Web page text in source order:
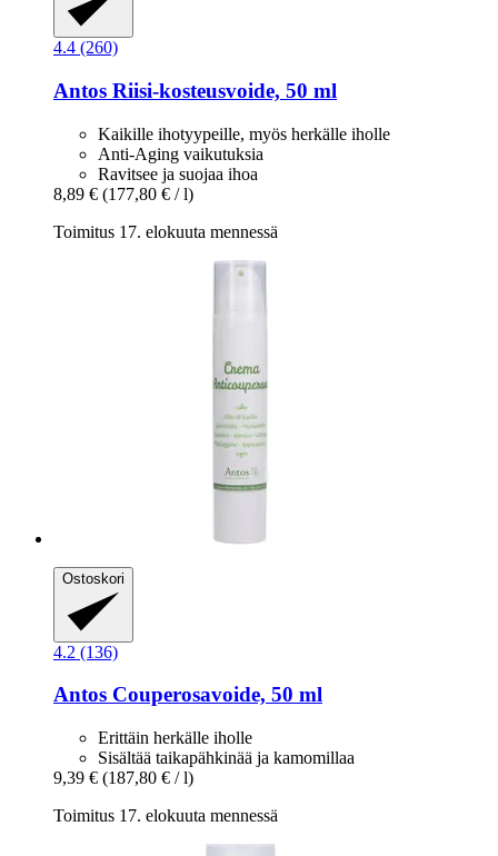
4.4 (260)
Antos Riisi-​kosteusvoide, 50 ml
Kaikille ihotyypeille, myös herkälle iholle
Anti-Aging vaikutuksia
Ravitsee ja suojaa ihoa
8,89 € (177,80 € / l)
Toimitus 17. elokuuta mennessä
Ostoskori
4.2 (136)
Antos Couperosavoide, 50 ml
Erittäin herkälle iholle
Sisältää taikapähkinää ja kamomillaa
9,39 € (187,80 € / l)
Toimitus 17. elokuuta mennessä